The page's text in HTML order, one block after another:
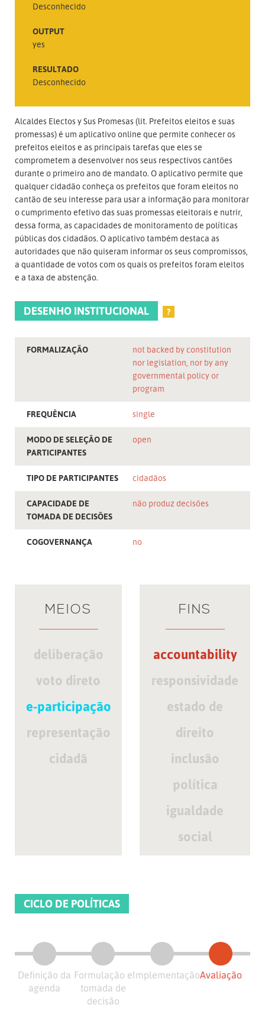
Desconhecido
OUTPUT
yes
RESULTADO
Desconhecido
Alcaldes Electos y Sus Promesas (lit. Prefeitos eleitos e suas
promessas) é um aplicativo online que permite conhecer os
prefeitos eleitos e as principais tarefas que eles se
comprometem a desenvolver nos seus respectivos cantões
durante o primeiro ano de mandato. O aplicativo permite que
qualquer cidadão conheça os prefeitos que foram eleitos no
cantão de seu interesse para usar a informação para monitorar
o cumprimento efetivo das suas promessas eleitorais e nutrir,
dessa forma, as capacidades de monitoramento de políticas
públicas dos cidadãos. O aplicativo também destaca as
autoridades que não quiseram informar os seus compromissos,
a quantidade de votos com os quais os prefeitos foram eleitos
e a taxa de abstenção.
DESENHO INSTITUCIONAL ?
FORMALIZAÇÃO
not backed by constitution
nor legislation, nor by any
governmental policy or
program
FREQUÊNCIA single
MODO DE SELEÇÃO DE
PARTICIPANTES
open
TIPO DE PARTICIPANTES cidadãos
CAPACIDADE DE
TOMADA DE DECISÕES
não produz decisões
COGOVERNANÇA no
MEIOS
deliberação
voto direto
e-participação
representação
cidadã
FINS
accountability
responsividade
estado de
direito
inclusão
política
igualdade
social
CICLO DE POLÍTICAS
Definição da
agenda
Formulação e
tomada de
decisão
ImplementaçãoAvaliação